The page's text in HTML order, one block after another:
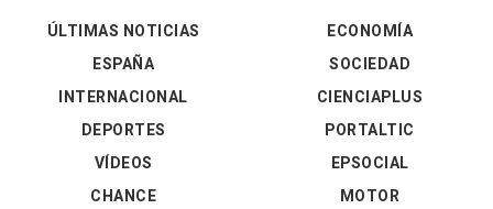
ÚLTIMAS NOTICIAS
ESPAÑA
INTERNACIONAL
DEPORTES
VÍDEOS
ECONOMÍA
SOCIEDAD
CIENCIAPLUS
PORTALTIC
EPSOCIAL
CHANCE
MOTOR